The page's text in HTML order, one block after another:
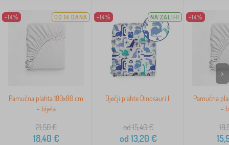
-14% DO 14 DANA
Pamučna plahta 180x80 cm
- bijela
21,50€
18,40 €
-14% NA ZALIHI
Dječji plahte Dinosauri II
od 15,40€
od 13,20 €
-14%
Pamučna
-
>